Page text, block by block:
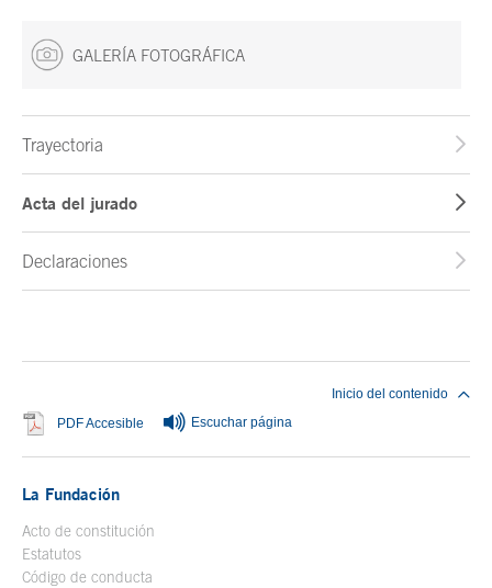
GALERÍA FOTOGRÁFICA
Trayectoria
Acta del jurado
Declaraciones
PDF Accesible Se abre en ventana nueva
Escuchar página
Inicio del contenido
La Fundación
Acto de constitución
Estatutos
Código de conducta